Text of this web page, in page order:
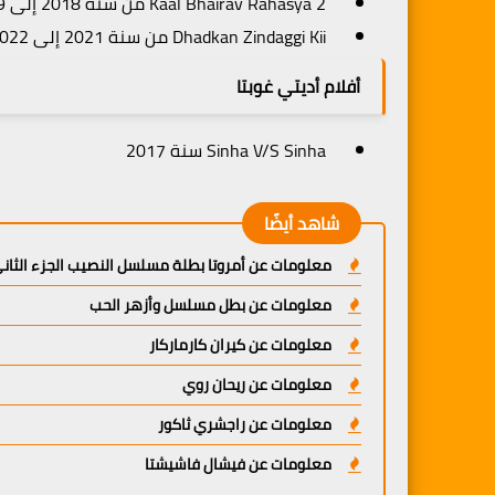
Dhadkan Zindaggi Kii من سنة 2021 إلى 2022
أفلام أديتي غوبتا
Sinha V/S Sinha سنة 2017
شاهد أيضًا
معلومات عن أمروتا بطلة مسلسل النصيب الجزء
معلومات عن بطل مسلسل وأزهر الحب
معلومات عن كيران كارماركار
معلومات عن ريحان روي
معلومات عن راجشري ثاكور
معلومات عن فيشال فاشيشتا